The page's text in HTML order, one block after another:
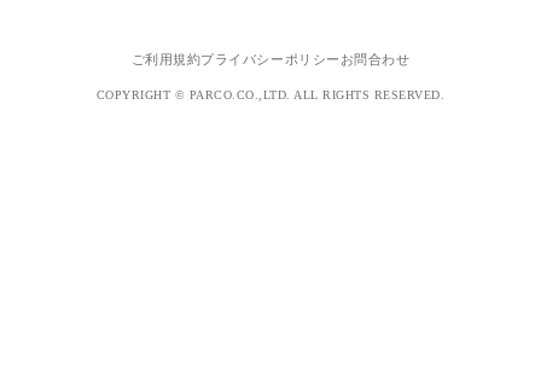
ご利用規約プライバシーポリシー お問合わせ
COPYRIGHT © PARCO.CO.,LTD. ALL RIGHTS RESERVED.